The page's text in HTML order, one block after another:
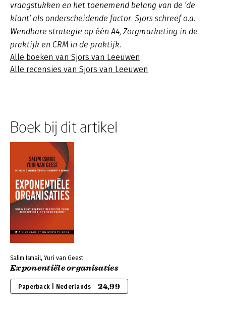
vraagstukken en het toenemend belang van de ‘de
klant’ als onderscheidende factor. Sjors schreef o.a.
Wendbare strategie op één A4, Zorgmarketing in de
praktijk en CRM in de praktijk.
Alle boeken van Sjors van Leeuwen
Alle recensies van Sjors van Leeuwen
Boek bij dit artikel
Salim Ismail, Yuri van Geest
Exponentiële organisaties
Paperback | Nederlands 24,99